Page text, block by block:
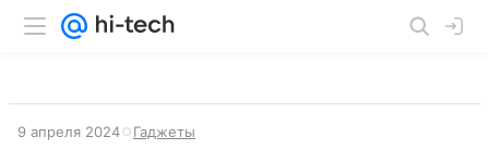
9 апреля 2024 Гаджеты